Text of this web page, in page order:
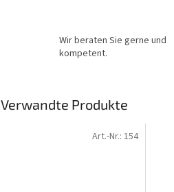
Wir beraten Sie gerne und
kompetent.
Verwandte Produkte
Art.-Nr.: 154